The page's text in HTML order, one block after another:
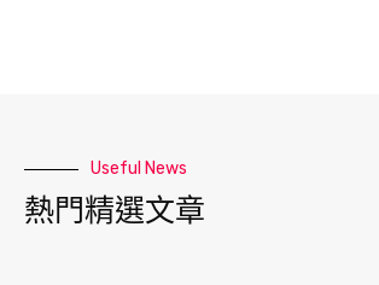
Useful News
熱門精選文章